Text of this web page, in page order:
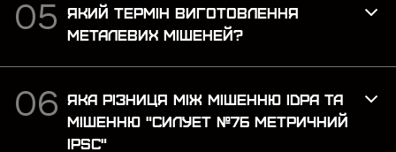
пляшках.
Розмір і формат. Маленькі варіанти змушують
зі зброєю великого калібру. Формат теж
важливий: кола для оцінки купчастості, силуети
– для імітації реальних умов, спортивні
ЯКИЙ ТЕРМІН ВИГОТОВЛЕННЯ
МЕТАЛЕВИХ МІШЕНЕЙ?
ЯКА РІЗНИЦЯ МІЖ МІШЕННЮ IDPA ТА
МІШЕННЮ "СИЛУЕТ №7Б МЕТРИЧНИЙ
IPSC"